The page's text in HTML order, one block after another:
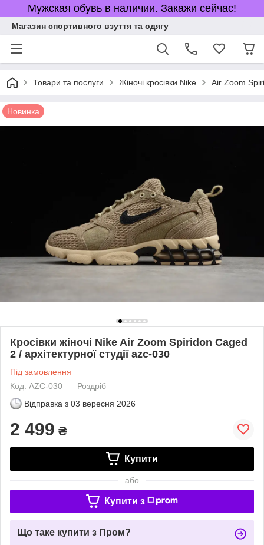
Мужская обувь в наличии. Закажи сейчас!
Магазин спортивного взуття та одягу
Товари та послуги Жіночі кросівки Nike Air Zoom
Новинка
Кросівки жіночі Nike Air Zoom Spiridon Caged
2 / архітектурної студії azc-030
Під замовлення
Код: AZC-030
Роздріб
Відправка з 03 вересня 2026
2 499 ₴
Купити
або
Купити з
Що таке купити з Пром?